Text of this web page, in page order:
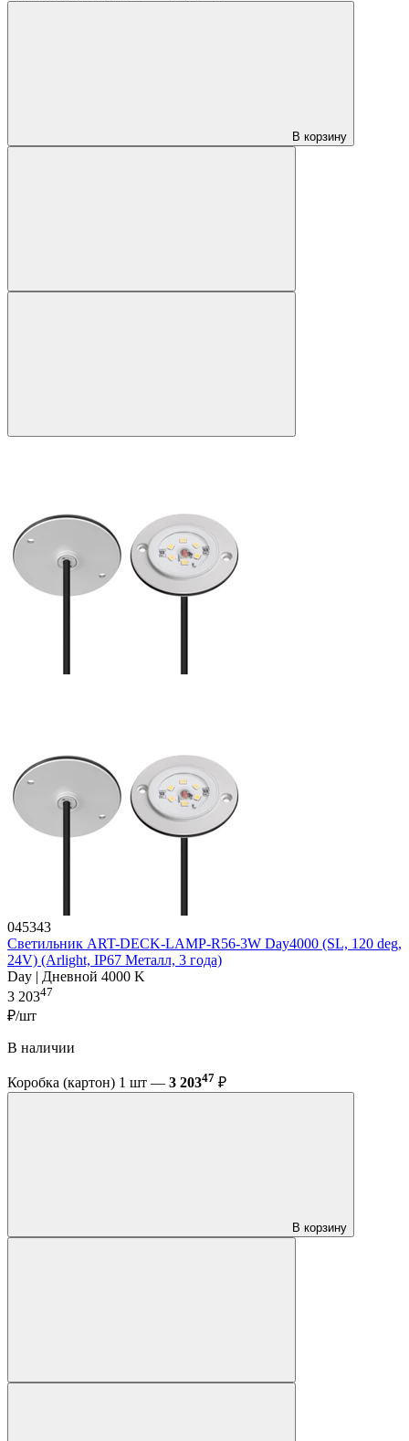
В корзину
045343
Светильник ART-DECK-LAMP-R56-3W Day4000 (SL, 120 deg,
24V) (Arlight, IP67 Металл, 3 года)
Day | Дневной 4000 K
3 20347
₽/шт
В наличии
Коробка (картон) 1 шт — 3 20347 ₽
В корзину